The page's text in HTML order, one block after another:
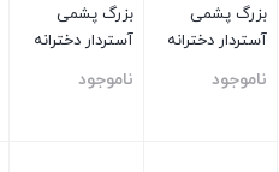
بزرگ پشمی
آستردار دخترانه
ناموجود
بزرگ پشمی
آستردار دخترانه
ناموجود